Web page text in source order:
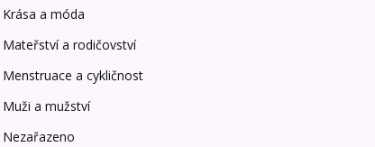
Krása a móda
Mateřství a rodičovství
Menstruace a cykličnost
Muži a mužství
Nezařazeno